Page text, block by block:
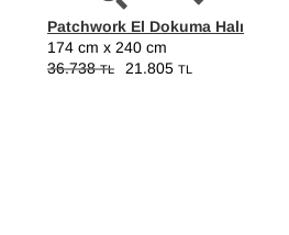
Patchwork El Dokuma Halı
174 cm x 240 cm
36.738TL 21.805 TL